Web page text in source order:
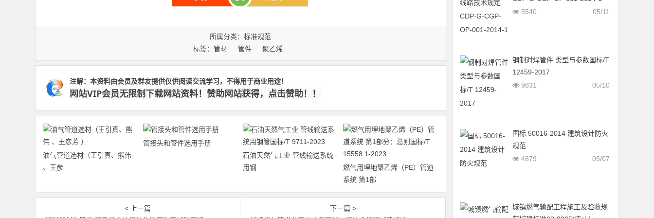
所属分类：标准规范
标签：管材 管件 聚乙烯
注解：本资料由会员及群友提供仅供阅读交流学习，不得用于商业用途！
网站VIP会员无限制下载网站资料！赞助网站获得，点击赞助！！
油气管道选材（王引真、熊伟
、王彦
管接头和管件选用手册
石油天然气工业 管线输送系统
用钢
燃气用埋地聚乙烯（PE）管道
系统 第1部
< 上一篇
下一篇 >
05/11
5540
钢制对焊管件 类型与参数国标/T
12459-2017
05/10
9831
国标 50016-2014 建筑设计防火
规范
05/07
4879
城镇燃气输配工程施工及验收规